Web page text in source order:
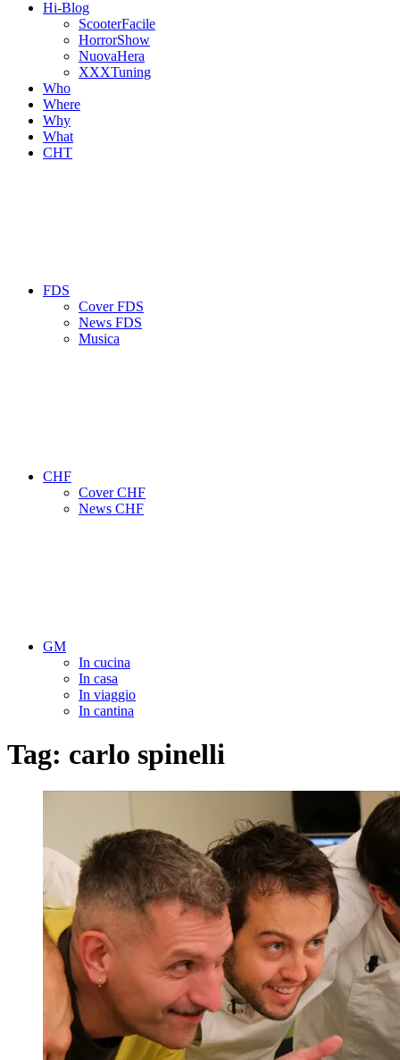
Hi-Blog
ScooterFacile
HorrorShow
NuovaHera
XXXTuning
Who
Where
Why
What
CHT
FDS
Cover FDS
News FDS
Musica
CHF
Cover CHF
News CHF
GM
In cucina
In casa
In viaggio
In cantina
Tag: carlo spinelli